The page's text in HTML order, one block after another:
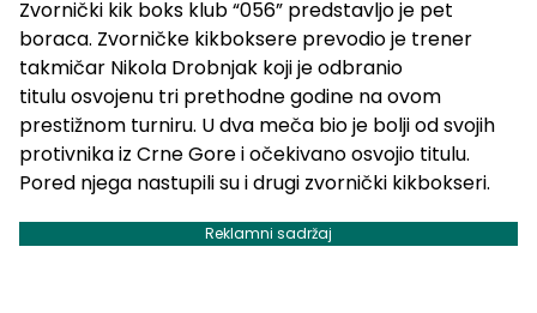
Zvornički kik boks klub “056” predstavljo je pet
boraca. Zvorničke kikboksere prevodio je trener
takmičar Nikola Drobnjak koji je odbranio
titulu osvojenu tri prethodne godine na ovom
prestižnom turniru. U dva meča bio je bolji od svojih
protivnika iz Crne Gore i očekivano osvojio titulu.
Pored njega nastupili su i drugi zvornički kikbokseri.
Reklamni sadržaj